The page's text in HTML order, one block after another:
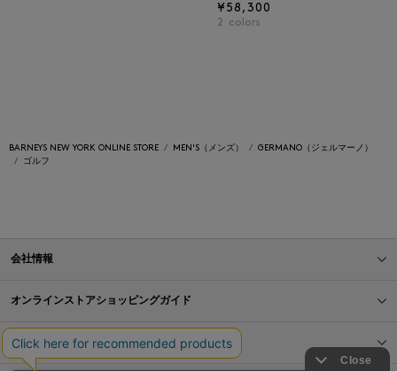
¥58,300
2 colors
BARNEYS NEW YORK ONLINE STORE MEN'S（メンズ）
GERMANO（ジェルマーノ）
ゴルフ
会社情報
オンラインストアショッピングガイド
店舗情報